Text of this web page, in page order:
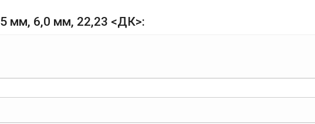
мм, 6,0 мм, 22,23 <ДК>: